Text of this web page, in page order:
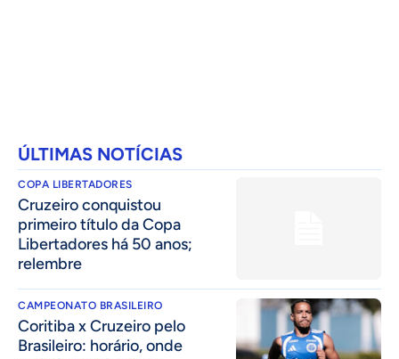
ÚLTIMAS NOTÍCIAS
COPA LIBERTADORES
Cruzeiro conquistou
primeiro título da Copa
Libertadores há 50 anos;
relembre
CAMPEONATO BRASILEIRO
Coritiba x Cruzeiro pelo
Brasileiro: horário, onde